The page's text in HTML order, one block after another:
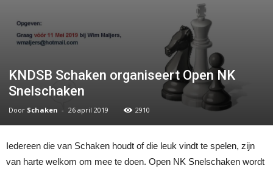
KNDSB Schaken organiseert Open NK
Snelschaken
Door Schaken - 26 april 2019 2910
Iedereen die van Schaken houdt of die leuk vindt te spelen, zijn
van harte welkom om mee te doen. Open NK Snelschaken wordt